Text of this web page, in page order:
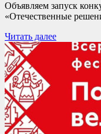
Объявляем запуск
«Отечественные
Читать далее